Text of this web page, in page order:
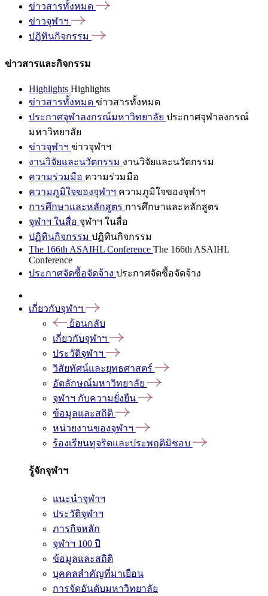
ข่าวสารทั้งหมด
ข่าวจุฬาฯ
ปฏิทินกิจกรรม
ข่าวสารและกิจกรรม
Highlights Highlights
ข่าวสารทั้งหมด ข่าวสารทั้งหมด
ประกาศจุฬาลงกรณ์มหาวิทยาลัย ประกาศจุฬาลงกรณ์
มหาวิทยาลัย
ข่าวจุฬาฯ ข่าวจุฬาฯ
งานวิจัยและนวัตกรรม งานวิจัยและนวัตกรรม
ความร่วมมือ ความร่วมมือ
ความภูมิใจของจุฬาฯ ความภูมิใจของจุฬาฯ
การศึกษาและหลักสูตร การศึกษาและหลักสูตร
จุฬาฯ ในสื่อ จุฬาฯ ในสื่อ
ปฏิทินกิจกรรม ปฏิทินกิจกรรม
The 166th ASAIHL Conference The 166th ASAIHL
Conference
ประกาศจัดซื้อจัดจ้าง ประกาศจัดซื้อจัดจ้าง
เกี่ยวกับจุฬาฯ
ย้อนกลับ
เกี่ยวกับจุฬาฯ
ประวัติจุฬาฯ
วิสัยทัศน์และยุทธศาสตร์
อัตลักษณ์มหาวิทยาลัย
จุฬาฯ กับความยั่งยืน
ข้อมูลและสถิติ
หน่วยงานของจุฬาฯ
ร้องเรียนทุจริตและประพฤติมิชอบ
รู้จักจุฬาฯ
แนะนำจุฬาฯ
ประวัติจุฬาฯ
ภารกิจหลัก
จุฬาฯ 100 ปี
ข้อมูลและสถิติ
บุคคลสำคัญที่มาเยือน
การจัดอันดับมหาวิทยาลัย